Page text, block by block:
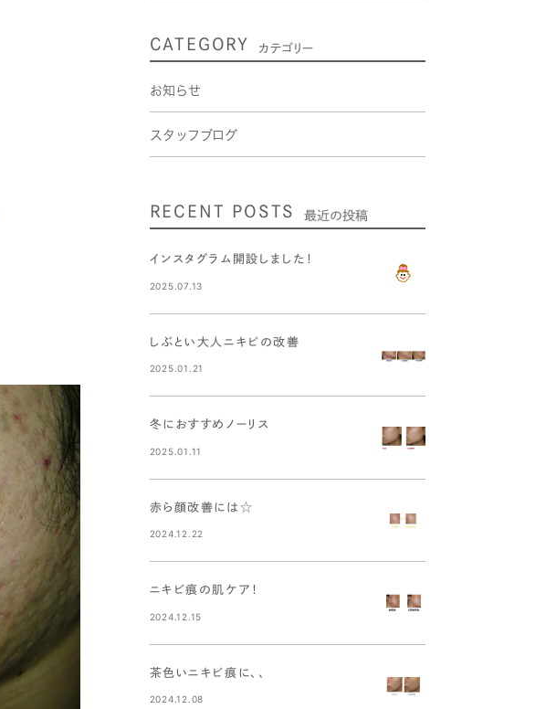
CATEGORY カテゴリー
お知らせ
スタッフブログ
RECENT POSTS 最近の投稿
インスタグラム開設しました！
2025.07.13
しぶとい大人ニキビの改善
2025.01.21
冬におすすめノーリス
2025.01.11
赤ら顔改善には☆
2024.12.22
ニキビ痕の肌ケア！
2024.12.15
茶色いニキビ痕に、、
2024.12.08